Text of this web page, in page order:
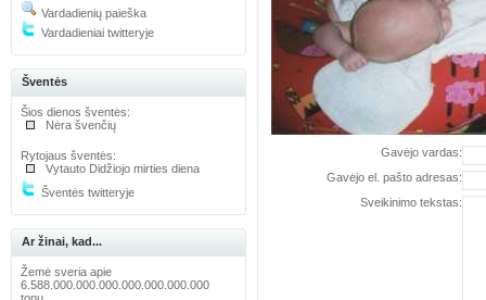
Vardadienių paieška
Vardadieniai twitteryje
Šventės
Šios dienos šventės:
Nėra švenčių
Rytojaus šventės:
Vytauto Didžiojo mirties diena
Šventės twitteryje
Ar žinai, kad...
Žemė sveria apie
6.588.000.000.000.000.000.000.000
Gavėjo vardas:
Gavėjo el. pašto adresas:
Sveikinimo tekstas: